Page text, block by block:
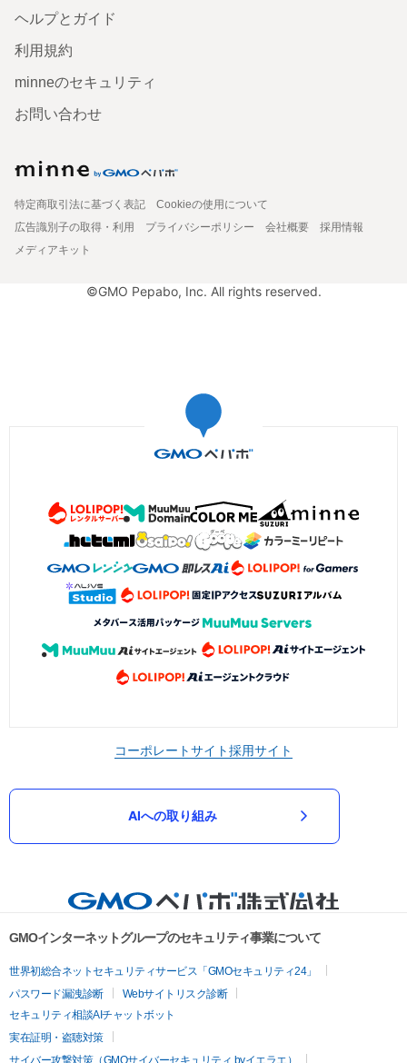
ヘルプとガイド
利用規約
minneのセキュリティ
お問い合わせ
特定商取引法に基づく表記
Cookieの使用について
広告識別子の取得・利用
プライバシーポリシー 会社概要
採用情報
メディアキット
©GMO Pepabo, Inc. All rights reserved.
コーポレートサイト採用サイト
AIへの取り組み
GMOインターネットグループのセキュリティ事業について
世界初総合ネットセキュリティサービス「GMOセキュリティ24」
パスワード漏洩診断
Webサイトリスク診断
セキュリティ相談AIチャットボット
実在証明・盗聴対策
サイバー攻撃対策（GMOサイバーセキュリティ byイエラエ）